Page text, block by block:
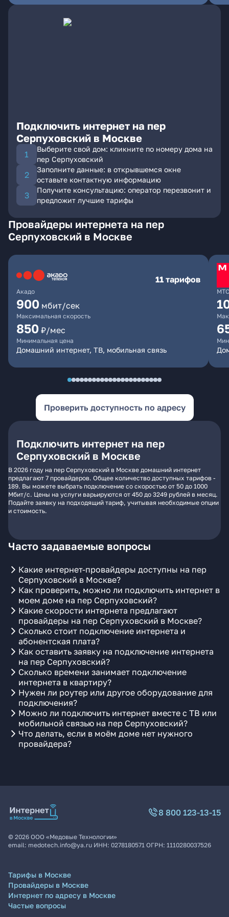
Подключить интернет на пер
Серпуховский в Москве
Выберите свой дом: кликните по номеру дома на
пер Серпуховский
Заполните данные: в открывшемся окне
оставьте контактную информацию
Получите консультацию: оператор перезвонит и
предложит лучшие тарифы
Провайдеры интернета на пер
Серпуховский в Москве
Акадо
11 тарифов
900 мбит/сек
Максимальная скорость
850 ₽/мес
Минимальная цена
Домашний интернет, ТВ, мобильная связь
МТС
Проверить доступность по адресу
Подключить интернет на пер
Серпуховский в Москве
В 2026 году на пер Серпуховский в Москве домашний интернет
предлагают 7 провайдеров. Общее количество доступных тарифов -
189. Вы можете выбрать подключение со скоростью от 50 до 1000
Мбит/с. Цены на услуги варьируются от 450 до 3249 рублей в месяц.
Подайте заявку на подходящий тариф, учитывая необходимые опции
и стоимость.
Часто задаваемые вопросы
Какие интернет-провайдеры доступны на пер
Серпуховский в Москве?
Как проверить, можно ли подключить интернет в
моем доме на пер Серпуховский?
Какие скорости интернета предлагают
провайдеры на пер Серпуховский в Москве?
Сколько стоит подключение интернета и
абонентская плата?
Как оставить заявку на подключение интернета
на пер Серпуховский?
Сколько времени занимает подключение
интернета в квартиру?
Нужен ли роутер или другое оборудование для
подключения?
Можно ли подключить интернет вместе с ТВ или
мобильной связью на пер Серпуховский?
Что делать, если в моём доме нет нужного
провайдера?
8 800 123-13-15
© 2026 ООО «Медовые Технологии»
email: medotech.info@ya.ru ИНН: 0278180571 ОГРН: 1110280037526
Тарифы в Москве
Провайдеры в Москве
Интернет по адресу в Москве
Частые вопросы